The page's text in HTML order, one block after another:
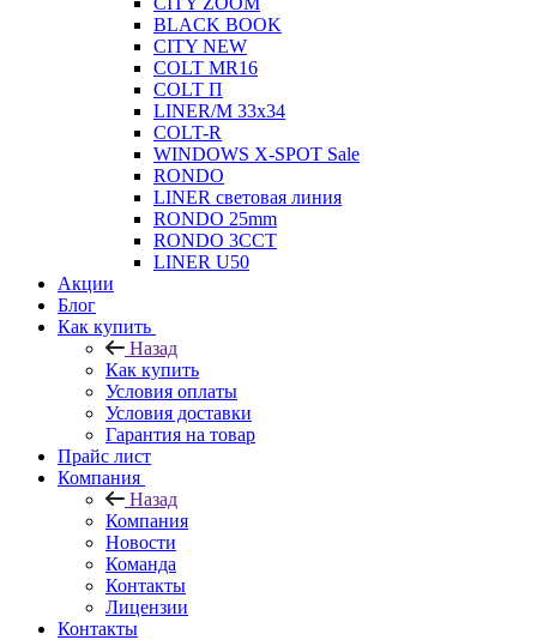
BLACK BOOK
CITY NEW
COLT MR16
COLT П
LINER/М 33х34
COLT-R
WINDOWS X-SPOT Sale
RONDO
LINER световая линия
RONDO 25mm
RONDO 3CCT
LINER U50
Акции
Блог
Как купить
Назад
Как купить
Условия оплаты
Условия доставки
Гарантия на товар
Прайс лист
Компания
Назад
Компания
Новости
Команда
Контакты
Лицензии
Контакты